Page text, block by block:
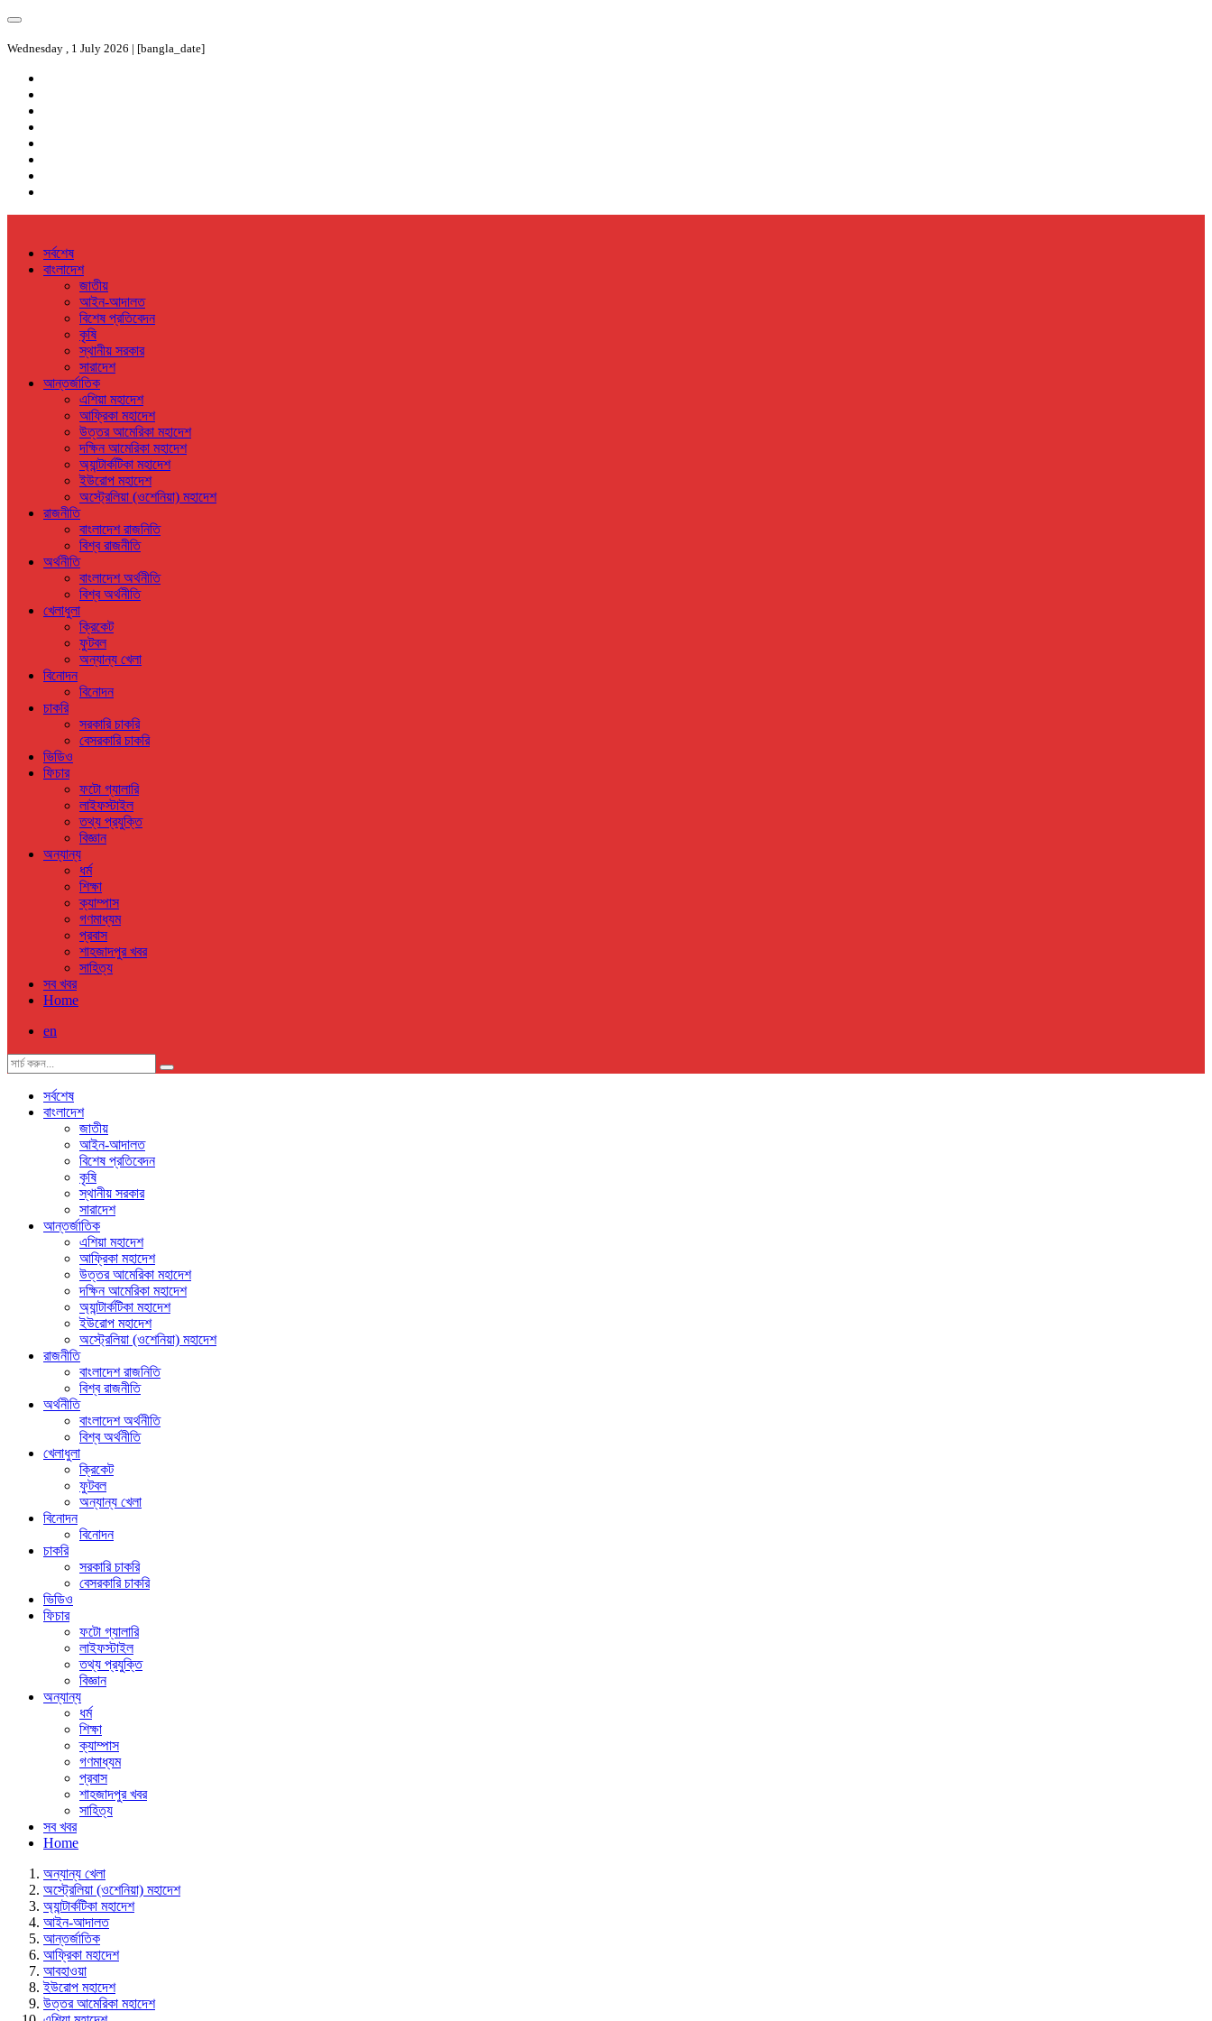
Wednesday , 1 July 2026 | [bangla_date]
সর্বশেষ
বাংলাদেশ
জাতীয়
আইন-আদালত
বিশেষ প্রতিবেদন
কৃষি
স্থানীয় সরকার
সারাদেশ
আন্তর্জাতিক
এশিয়া মহাদেশ
আফ্রিকা মহাদেশ
উত্তর আমেরিকা মহাদেশ
দক্ষিন আমেরিকা মহাদেশ
অ্যান্টার্কটিকা মহাদেশ
ইউরোপ মহাদেশ
অস্ট্রেলিয়া (ওশেনিয়া) মহাদেশ
রাজনীতি
বাংলাদেশ রাজনিতি
বিশ্ব রাজনীতি
অর্থনীতি
বাংলাদেশ অর্থনীতি
বিশ্ব অর্থনীতি
খেলাধুলা
ক্রিকেট
ফুটবল
অন্যান্য খেলা
বিনোদন
বিনোদন
চাকরি
সরকারি চাকরি
বেসরকারি চাকরি
ভিডিও
ফিচার
ফটো গ্যালারি
লাইফস্টাইল
তথ্য প্রযুক্তি
বিজ্ঞান
অন্যান্য
ধর্ম
শিক্ষা
ক্যাম্পাস
গণমাধ্যম
প্রবাস
শাহজাদপুর খবর
সাহিত্য
সব খবর
Home
en
সর্বশেষ
বাংলাদেশ
জাতীয়
আইন-আদালত
বিশেষ প্রতিবেদন
কৃষি
স্থানীয় সরকার
সারাদেশ
আন্তর্জাতিক
এশিয়া মহাদেশ
আফ্রিকা মহাদেশ
উত্তর আমেরিকা মহাদেশ
দক্ষিন আমেরিকা মহাদেশ
অ্যান্টার্কটিকা মহাদেশ
ইউরোপ মহাদেশ
অস্ট্রেলিয়া (ওশেনিয়া) মহাদেশ
রাজনীতি
বাংলাদেশ রাজনিতি
বিশ্ব রাজনীতি
অর্থনীতি
বাংলাদেশ অর্থনীতি
বিশ্ব অর্থনীতি
খেলাধুলা
ক্রিকেট
ফুটবল
অন্যান্য খেলা
বিনোদন
বিনোদন
চাকরি
সরকারি চাকরি
বেসরকারি চাকরি
ভিডিও
ফিচার
ফটো গ্যালারি
লাইফস্টাইল
তথ্য প্রযুক্তি
বিজ্ঞান
অন্যান্য
ধর্ম
শিক্ষা
ক্যাম্পাস
গণমাধ্যম
প্রবাস
শাহজাদপুর খবর
সাহিত্য
সব খবর
Home
অন্যান্য খেলা
অস্ট্রেলিয়া (ওশেনিয়া) মহাদেশ
অ্যান্টার্কটিকা মহাদেশ
আইন-আদালত
আন্তর্জাতিক
আফ্রিকা মহাদেশ
আবহাওয়া
ইউরোপ মহাদেশ
উত্তর আমেরিকা মহাদেশ